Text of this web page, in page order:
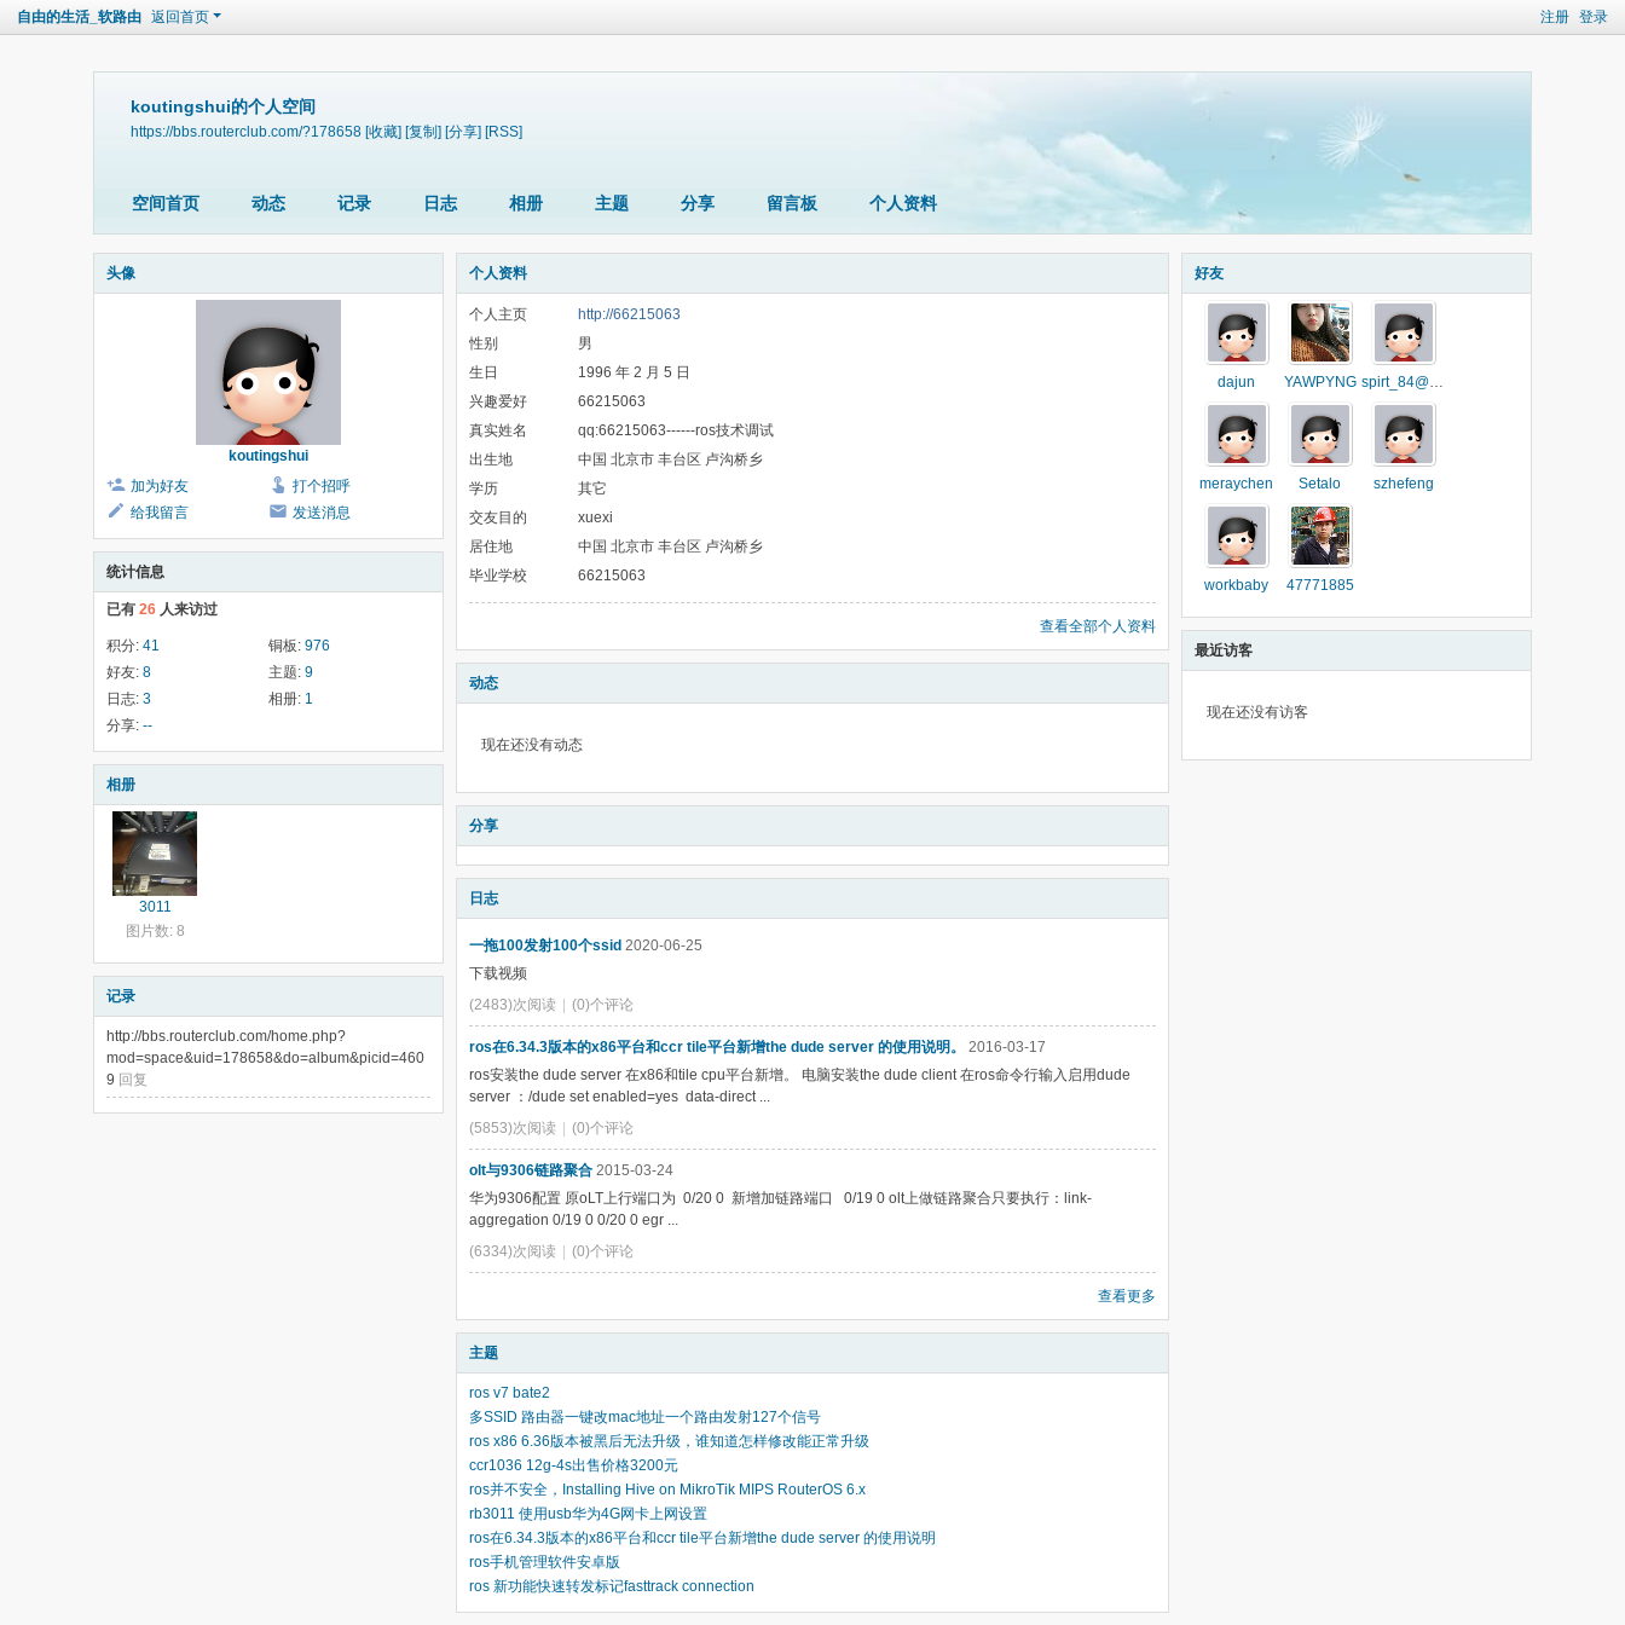
注册 登录
自由的生活_软路由 返回首页
koutingshui的个人空间
https://bbs.routerclub.com/?178658 [收藏] [复制] [分享] [RSS]
空间首页 动态 记录 日志 相册 主题 分享 留言板 个人资料
头像
koutingshui
加为好友
打个招呼
给我留言
发送消息
统计信息
已有 26 人来访过
积分: 41 铜板: 976
好友: 8 主题: 9
日志: 3 相册: 1
分享: --
相册
3011
图片数: 8
记录
http://bbs.routerclub.com/home.php?
mod=space&uid=178658&do=album&picid=460
9 回复
个人资料
个人主页
http://66215063
性别
男
生日
1996 年 2 月 5 日
兴趣爱好
66215063
真实姓名
qq:66215063------ros技术调试
出生地
中国 北京市 丰台区 卢沟桥乡
学历
其它
交友目的
xuexi
居住地
中国 北京市 丰台区 卢沟桥乡
毕业学校
66215063
查看全部个人资料
动态
现在还没有动态
分享
日志
一拖100发射100个ssid 2020-06-25
下载视频
(2483)次阅读
(0)个评论
ros在6.34.3版本的x86平台和ccr tile平台新增the dude server 的使用说明。
2016-03-17
ros安装the dude server 在x86和tile cpu平台新增。 电脑安装the dude client 在ros命令行输入启用dude
server ：/dude set enabled=yes data-direct ...
(5853)次阅读
(0)个评论
olt与9306链路聚合 2015-03-24
华为9306配置 原oLT上行端口为 0/20 0 新增加链路端口 0/19 0 olt上做链路聚合只要执行：link-
aggregation 0/19 0 0/20 0 egr ...
(6334)次阅读
(0)个评论
查看更多
主题
ros v7 bate2
多SSID 路由器一键改mac地址一个路由发射127个信号
ros x86 6.36版本被黑后无法升级，谁知道怎样修改能正常升级
ccr1036 12g-4s出售价格3200元
ros并不安全，Installing Hive on MikroTik MIPS RouterOS 6.x
rb3011 使用usb华为4G网卡上网设置
ros在6.34.3版本的x86平台和ccr tile平台新增the dude server 的使用说明
ros手机管理软件安卓版
ros 新功能快速转发标记fasttrack connection
好友
dajun YAWPYNG spirt_84@163.co
meraychen Setalo szhefeng
workbaby 47771885
最近访客
现在还没有访客